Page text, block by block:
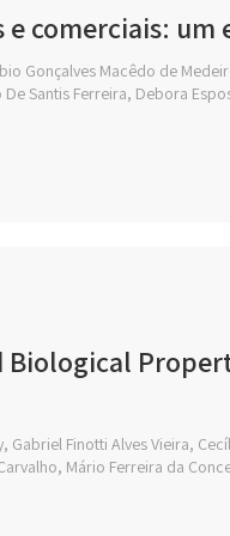
comerciais: um
Gonçalves Macêdo de
Santis Ferreira, Debora
Finotti Alves Vieira,
Mário Ferreira da